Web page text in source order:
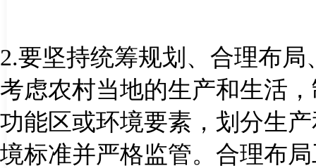
2.要坚持统筹规划、合理布
考虑农村当地的生产和生活
功能区或环境要素，划分生
境标准并严格监管。合理布